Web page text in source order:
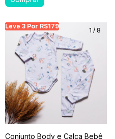
Leve 3 Por R$179
Leve 3 Por R$179
Leve 3 Por R$179
1 / 8
Conjunto Body e Calça Bebê